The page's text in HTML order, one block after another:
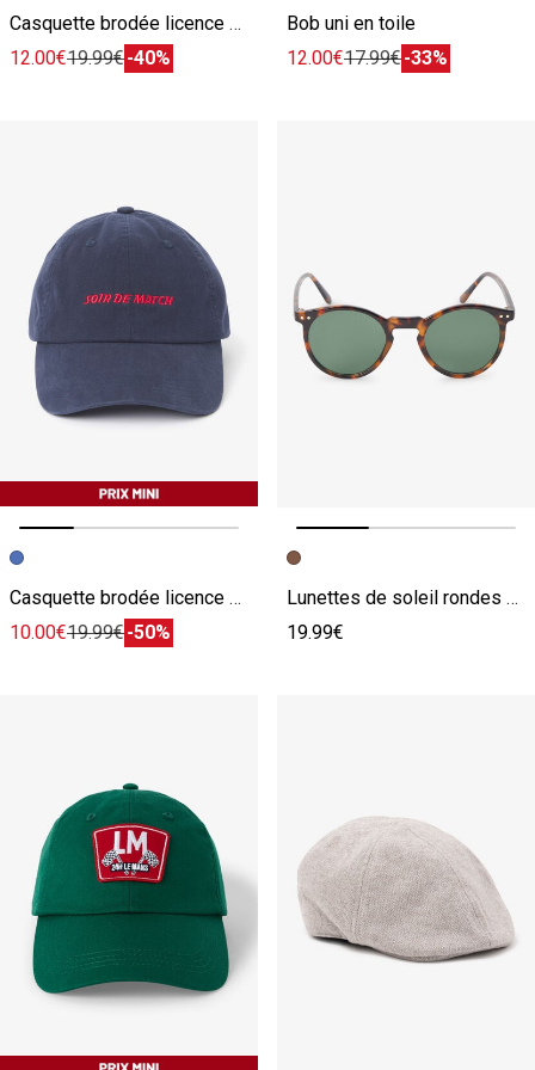
Casquette brodée licence Tour de France
12.00€19.99€-40%
Bob uni en toile
12.00€17.99€-33%
Image précédente
Image suivante
Casquette brodée licence L'Équipe
10.00€19.99€-50%
Image précédente
Image suivante
Lunettes de soleil rondes monture écaille
19.99€